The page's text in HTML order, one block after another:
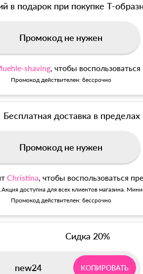
в подарок при покупке Т-
Промокод не нужен
shaving, чтобы
Промокод действителен: бессрочно
Бесплатная доставка в
Промокод не нужен
Christina, чтобы воспользоваться
доступна для всех клиентов магазина.
Промокод действителен: бессрочно
Сидка 20%
new24 КОПИРОВАТЬ